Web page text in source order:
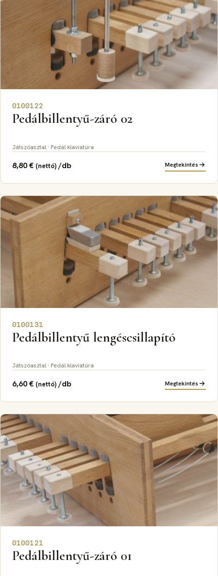
0100122
Pedálbillentyű-záró 02
Játszóasztal · Pedál klaviatúra
8,80€ (nettó) /db Megtekintés
0100131
Pedálbillentyű lengéscsillapító
Játszóasztal · Pedál klaviatúra
6,60€ (nettó) /db Megtekintés
0100121
Pedálbillentyű-záró 01